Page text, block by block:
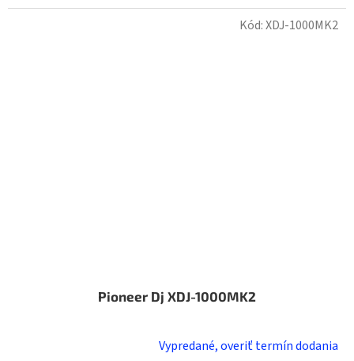
Pioneer Dj XDJ-1000MK2
Vypredané, overiť termín dodania
Kód:XDJ-1000MK2